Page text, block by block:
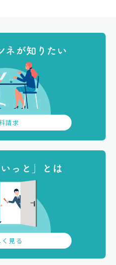
ネが知りたい
請求
っと」とは
見る